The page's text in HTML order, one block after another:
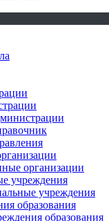
организации
учреждения
учреждения
образования
образования